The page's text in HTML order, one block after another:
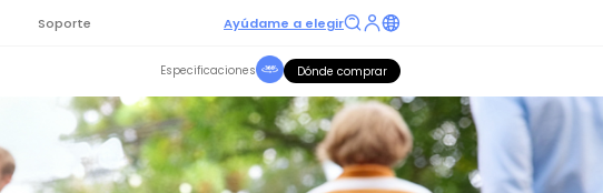
Soporte Ayúdame a elegir
Especificaciones Dónde comprar